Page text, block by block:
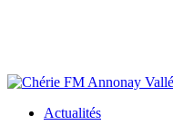
Actualités